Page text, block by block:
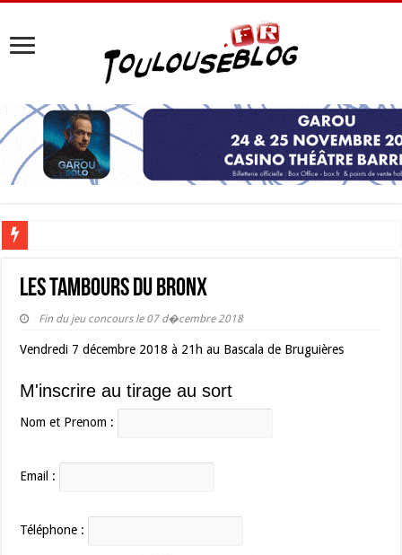
Les Tambours du Bronx
Fin du jeu concours le 07 d�cembre 2018
Vendredi 7 décembre 2018 à 21h au Bascala de Bruguières
M'inscrire au tirage au sort
Nom et Prenom :
Email :
Téléphone :